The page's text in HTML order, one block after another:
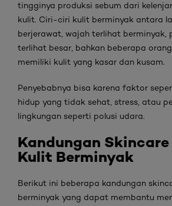
tingginya produksi sebum dari
kulit. Ciri-ciri kulit berminyak antara
berjerawat, wajah terlihat berminyak,
terlihat besar, bahkan beberapa
memiliki kulit yang kasar dan kusam.
Penyebabnya bisa karena faktor
hidup yang tidak sehat, stress, atau
lingkungan seperti polusi udara.
Kandungan
Kulit Berminyak
Berikut ini beberapa kandungan
berminyak yang dapat membantu